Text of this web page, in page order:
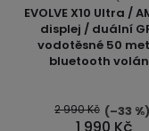
EVOLVE X10 Ultra /
displej / duální
vodotěsné 50
bluetooth
1 990 Kč
2 990 Kč (–33 %)